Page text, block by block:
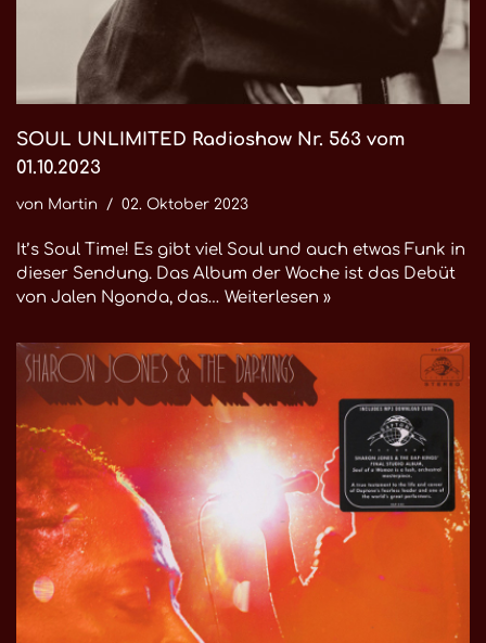
SOUL UNLIMITED Radioshow Nr. 563 vom
01.10.2023
von Martin 02. Oktober 2023
It’s Soul Time! Es gibt viel Soul und auch etwas Funk in
dieser Sendung. Das Album der Woche ist das Debüt
von Jalen Ngonda, das… Weiterlesen »